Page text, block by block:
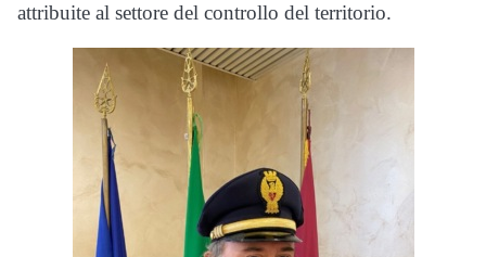
attribuite al settore del controllo del territorio.